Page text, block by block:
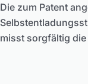
Die zum Patent
misst sorgfältig